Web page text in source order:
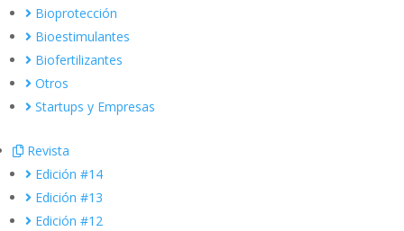
Bioprotección
Bioestimulantes
Biofertilizantes
Otros
Startups y Empresas
Revista
Edición #14
Edición #13
Edición #12